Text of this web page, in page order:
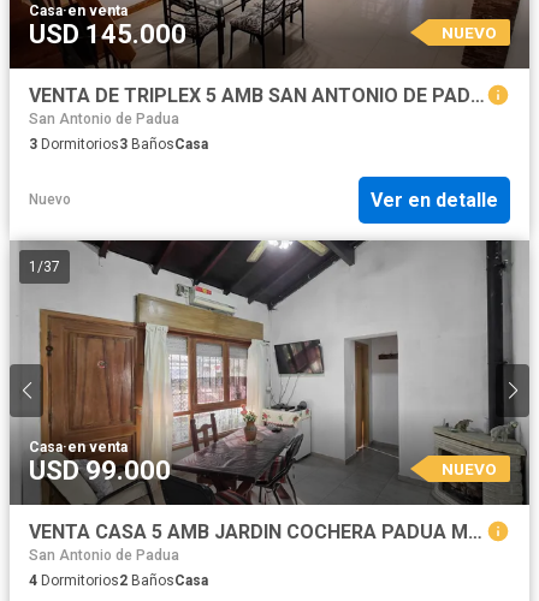
Casa·en venta
USD 145.000 NUEVO
VENTA DE TRIPLEX 5 AMB SAN ANTONIO DE PADUA
San Antonio de Padua
3 Dormitorios3 BañosCasa
Nuevo Ver en detalle
1 /37
Casa·en venta
USD 99.000 NUEVO
VENTA CASA 5 AMB JARDIN COCHERA PADUA MERLO
San Antonio de Padua
4 Dormitorios2 BañosCasa